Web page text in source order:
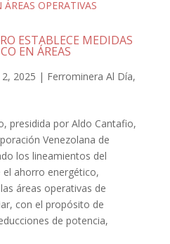
ESTABLECE MEDIDAS
EN ÁREAS
2025 | Ferrominera Al Día,
presidida por Aldo Cantafio,
Venezolana de
los lineamientos del
ahorro energético,
áreas operativas de
con el propósito de
de potencia,